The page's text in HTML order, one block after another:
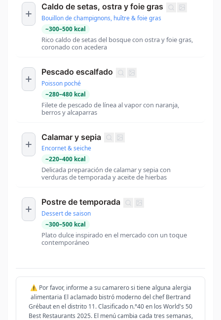
Caldo de setas, ostra y foie gras
Bouillon de champignons, huître & foie gras
~300–500 kcal
Rico caldo de setas del bosque con ostra y foie gras,
coronado con acedera
Pescado escalfado
Poisson poché
~280–480 kcal
Filete de pescado de línea al vapor con naranja,
berros y alcaparras
Calamar y sepia
Encornet & seiche
~220–400 kcal
Delicada preparación de calamar y sepia con
verduras de temporada y aceite de hierbas
Postre de temporada
Dessert de saison
~300–500 kcal
Plato dulce inspirado en el mercado con un toque
contemporáneo
⚠️ Por favor, informe a su camarero si tiene alguna alergia
alimentaria El aclamado bistró moderno del chef Bertrand
Grébaut en el distrito 11. Clasificado n.°40 en los World's 50
Best Restaurants 2025. El menú cambia cada tres semanas,